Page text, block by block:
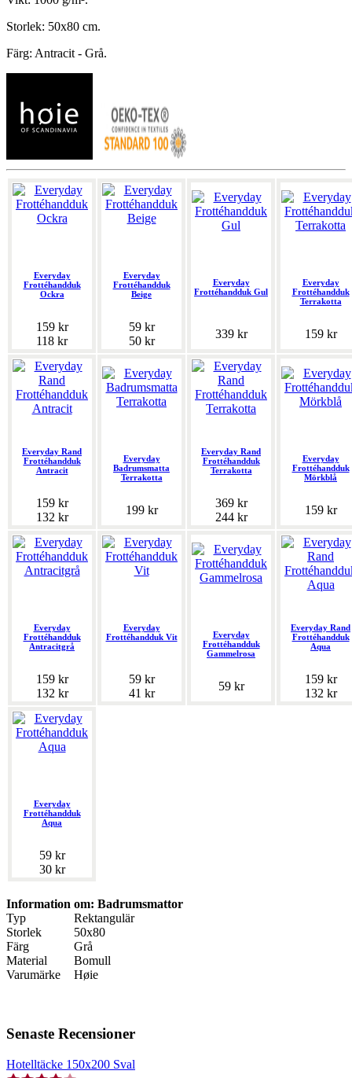
Storlek: 50x80 cm.
Färg: Antracit - Grå.
Everyday
Frottéhandduk
Ockra
159 kr
118 kr
Everyday
Frottéhandduk
Beige
59 kr
50 kr
Everyday
Frottéhandduk Gul
339 kr
Everyday
Frottéhandduk
Terrakotta
159 kr
Everyday Rand
Frottéhandduk
Antracit
159 kr
132 kr
Everyday
Badrumsmatta
Terrakotta
199 kr
Everyday Rand
Frottéhandduk
Terrakotta
369 kr
244 kr
Everyday
Frottéhandduk
Mörkblå
159 kr
Everyday
Frottéhandduk
Antracitgrå
159 kr
132 kr
Everyday
Frottéhandduk Vit
59 kr
41 kr
Everyday
Frottéhandduk
Gammelrosa
59 kr
Everyday Rand
Frottéhandduk
Aqua
159 kr
132 kr
Everyday
Frottéhandduk
Aqua
59 kr
30 kr
Information om: Badrumsmattor
Typ
Rektangulär
Storlek
50x80
Färg
Grå
Material
Bomull
Varumärke
Høie
Senaste Recensioner
Hotelltäcke 150x200 Sval